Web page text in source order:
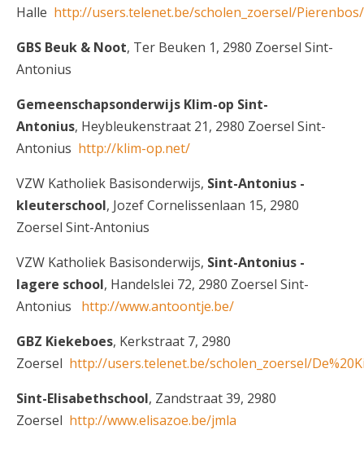
Halle http://users.telenet.be/scholen_zoersel/
GBS Beuk & Noot, Ter Beuken 1, 2980 Zoersel Sint-
Antonius
Gemeenschapsonderwijs Klim-op Sint-
Antonius, Heybleukenstraat 21, 2980 Zoersel Sint-
Antonius http://klim-op.net/
VZW Katholiek Basisonderwijs, Sint-Antonius -
kleuterschool, Jozef Cornelissenlaan 15, 2980
Zoersel Sint-Antonius
VZW Katholiek Basisonderwijs, Sint-Antonius -
lagere school, Handelslei 72, 2980 Zoersel Sint-
Antonius http://www.antoontje.be/
GBZ Kiekeboes, Kerkstraat 7, 2980
Zoersel http://users.telenet.be/scholen_zoersel/
Sint-Elisabethschool, Zandstraat 39, 2980
Zoersel http://www.elisazoe.be/jmla